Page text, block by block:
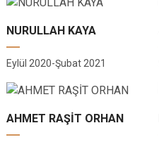
NURULLAH KAYA
Eylül 2020-Şubat 2021
AHMET RAŞİT ORHAN